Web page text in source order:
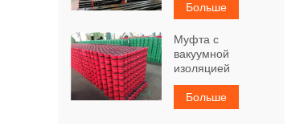
Больше
Муфта с
вакуумной
изоляцией
Больше